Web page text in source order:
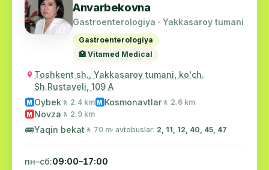
Anvarbekovna
Gastroenterologiya · Yakkasaroy tumani
Gastroenterologiya
🏥 Vitamed Medical
Toshkent sh., Yakkasaroy tumani, ko'ch.
Sh.Rustaveli, 109 A
M Oybek 🚶 2.4 km M Kosmonavtlar 🚶 2.6 km
M Novza 🚶 2.9 km
🚌Yaqin bekat 🚶 70 m· avtobuslar: 2, 11, 12, 40, 45, 47
пн–сб:09:00–17:00